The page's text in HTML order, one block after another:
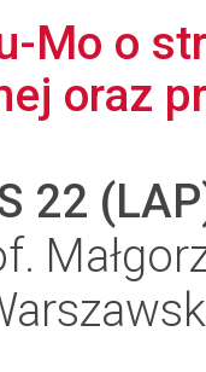
Mo o
oraz
22